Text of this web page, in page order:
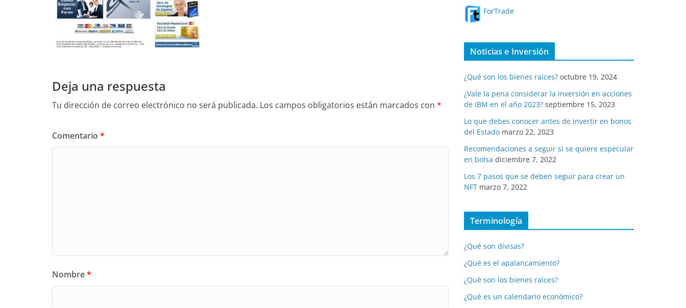
Deja una respuesta
Tu dirección de correo electrónico no será publicada. Los campos obligatorios están marcados con *
Comentario *
Nombre*
ForTrade
Noticias e Inversión
¿Qué son los bienes raíces? octubre 19, 2024
¿Vale la pena considerar la inversión en acciones
de IBM en el año 2023? septiembre 15, 2023
Lo que debes conocer antes de invertir en bonos
del Estado marzo 22, 2023
Recomendaciones a seguir si se quiere especular
en bolsa diciembre 7, 2022
Los 7 pasos que se deben seguir para crear un
NFT marzo 7, 2022
Terminología
¿Qué son divisas?
¿Qué es el apalancamiento?
¿Qué son los bienes raíces?
¿Qué es un calendario económico?